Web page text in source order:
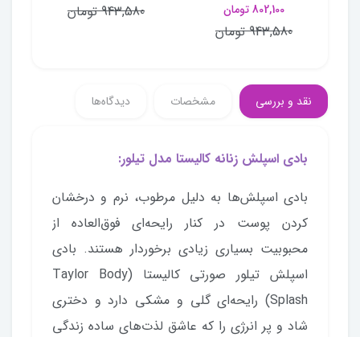
802,100 تومان
943,580 تومان
943,580 تومان
نقد و بررسی مشخصات دیدگاه‌ها
بادی اسپلش زنانه کالیستا مدل تیلور:
بادی اسپلش‌ها به دلیل مرطوب، نرم و درخشان
کردن پوست در کنار رایحه‌ای فوق‌العاده از
محبوبیت بسیاری زیادی برخوردار هستند. بادی
اسپلش تیلور صورتی کالیستا (Taylor Body
Splash) رایحه‌ای گلی و مشکی دارد و دختری
شاد و پر انرژی را که عاشق لذت‌های ساده زندگی